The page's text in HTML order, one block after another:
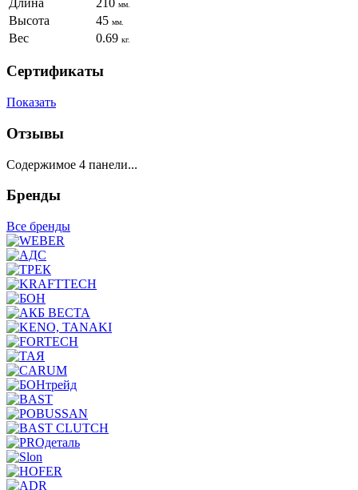
мм.
Высота 45 мм.
Вес 0.69 кг.
Сертификаты
Показать
Отзывы
Содержимое 4 панели...
Бренды
Все бренды